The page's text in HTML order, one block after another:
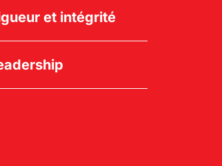
et intégrité